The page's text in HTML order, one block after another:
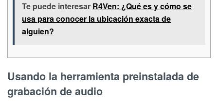
Te puede interesar R4Ven: ¿Qué es y cómo se
usa para conocer la ubicación exacta de
alguien?
Usando la herramienta preinstalada de
grabación de audio